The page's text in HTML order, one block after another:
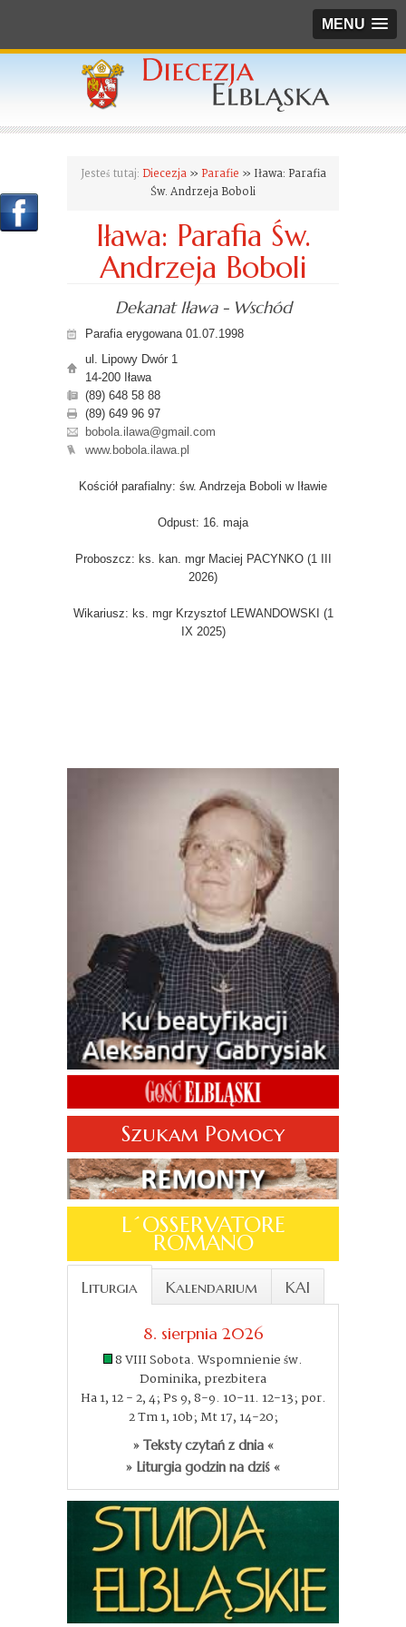
MENU
Jesteś tutaj: Diecezja» Parafie » Iława: Parafia
Św. Andrzeja Boboli
Iława: Parafia Św.
Andrzeja Boboli
Dekanat Iława - Wschód
Parafia erygowana 01.07.1998
ul. Lipowy Dwór 1
14-200 Iława
(89) 648 58 88
(89) 649 96 97
bobola.ilawa@gmail.com
www.bobola.ilawa.pl
Kościół parafialny: św. Andrzeja Boboli w Iławie
Odpust: 16. maja
Proboszcz: ks. kan. mgr Maciej PACYNKO (1 III
2026)
Wikariusz: ks. mgr Krzysztof LEWANDOWSKI (1
IX 2025)
Szukam Pomocy
L´OSSERVATORE
ROMANO
Liturgia Kalendarium KAI
8. sierpnia 2026
8 VIII Sobota. Wspomnienie św.
Dominika, prezbitera
Ha 1, 12 - 2, 4; Ps 9, 8-9. 10-11. 12-13; por.
2 Tm 1, 10b; Mt 17, 14-20;
» Teksty czytań z dnia «
» Liturgia godzin na dziś «